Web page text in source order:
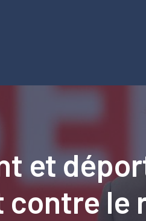
et
contre le